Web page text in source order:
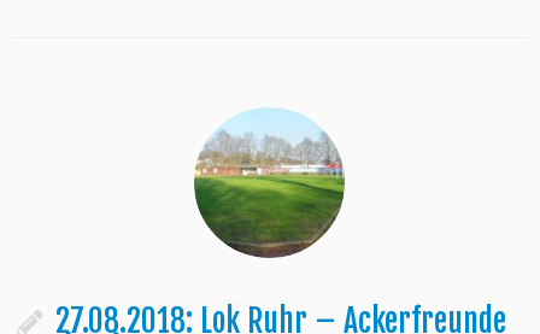
27.08.2018: Lok Ruhr – Ackerfreunde